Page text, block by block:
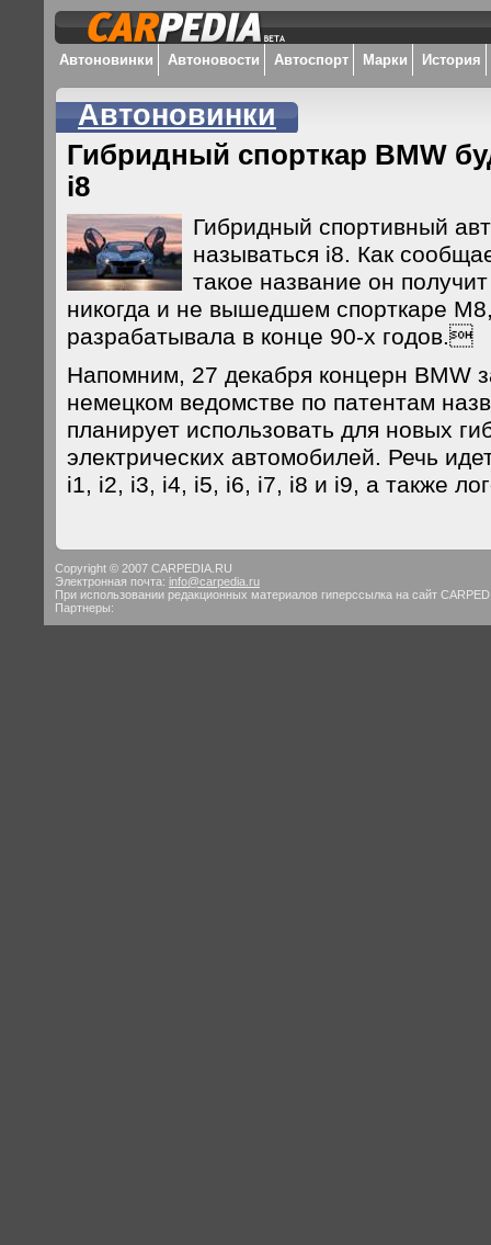
Автоновинки Автоновости Автоспорт Марки История
Автоновинки
Гибридный спорткар BMW
i8
Гибридный спортивный
называться i8. Как
такое название он
никогда и не вышедшем спорткаре
разрабатывала в конце 90-х годов.
Напомним, 27 декабря концерн BMW
немецком ведомстве по патентам
планирует использовать для новых
электрических автомобилей. Речь
i1, i2, i3, i4, i5, i6, i7, i8 и i9, а также
Copyright © 2007 CARPEDIA.RU
Электронная почта: info@carpedia.ru
При использовании редакционных материалов гиперссылка на сайт
Партнеры: